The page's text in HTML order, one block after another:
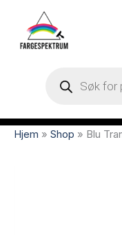
search
Hjem » Shop » Blu